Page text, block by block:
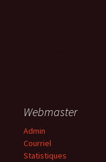
Webmaster
Admin
Courriel
Statistiques